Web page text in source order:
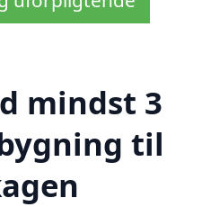
mindst 3
til